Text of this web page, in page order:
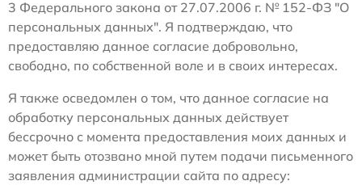
3 Федерального закона от 27.07.2006 г. № 152-ФЗ "О
персональных данных". Я подтверждаю, что
предоставляю данное согласие добровольно,
свободно, по собственной воле и в своих интересах.
Я также осведомлен о том, что данное согласие на
обработку персональных данных действует
бессрочно с момента предоставления моих данных и
может быть отозвано мной путем подачи письменного
заявления администрации сайта по адресу: